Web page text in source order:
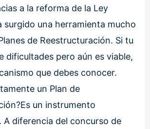
a la reforma de la Ley
surgido una herramienta mucho
de Reestructuración. Si tu
dificultades pero aún es viable,
que debes conocer.
un Plan de
un instrumento
A diferencia del concurso de